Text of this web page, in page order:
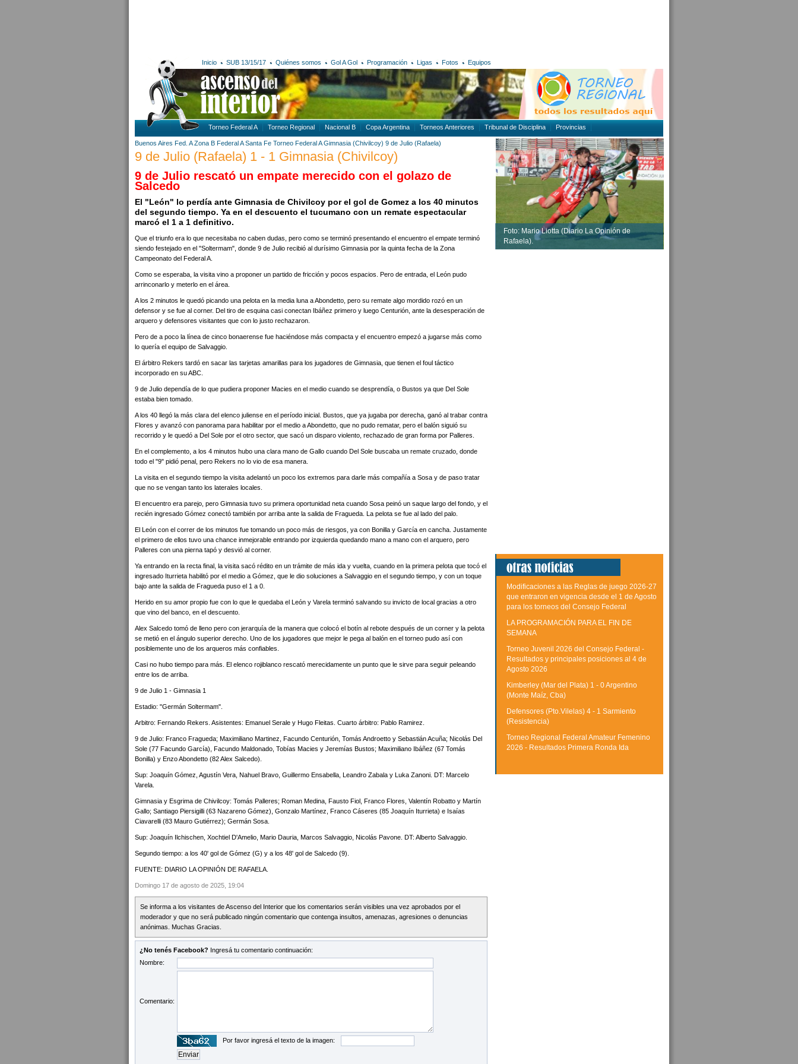
Inicio SUB 13/15/17 Quiénes somos Gol A Gol Programación Ligas Fotos Equipos
Torneo Federal A Torneo Regional Nacional B Copa Argentina Torneos Anteriores Tribunal de Disciplina Provincias
Buenos Aires Fed. A Zona B Federal A Santa Fe Torneo Federal A Gimnasia (Chivilcoy) 9 de Julio (Rafaela)
9 de Julio (Rafaela) 1 - 1 Gimnasia (Chivilcoy)
9 de Julio rescató un empate merecido con el golazo de
Salcedo
El "León" lo perdía ante Gimnasia de Chivilcoy por el gol de Gomez a los 40 minutos
del segundo tiempo. Ya en el descuento el tucumano con un remate espectacular
marcó el 1 a 1 definitivo.
Que el triunfo era lo que necesitaba no caben dudas, pero como se terminó presentando el encuentro el empate terminó
siendo festejado en el "Soltermam", donde 9 de Julio recibió al durísimo Gimnasia por la quinta fecha de la Zona
Campeonato del Federal A.
Como se esperaba, la visita vino a proponer un partido de fricción y pocos espacios. Pero de entrada, el León pudo
arrinconarlo y meterlo en el área.
A los 2 minutos le quedó picando una pelota en la media luna a Abondetto, pero su remate algo mordido rozó en un
defensor y se fue al corner. Del tiro de esquina casi conectan Ibáñez primero y luego Centurión, ante la desesperación de
arquero y defensores visitantes que con lo justo rechazaron.
Pero de a poco la línea de cinco bonaerense fue haciéndose más compacta y el encuentro empezó a jugarse más como
lo quería el equipo de Salvaggio.
El árbitro Rekers tardó en sacar las tarjetas amarillas para los jugadores de Gimnasia, que tienen el foul táctico
incorporado en su ABC.
9 de Julio dependía de lo que pudiera proponer Macies en el medio cuando se desprendía, o Bustos ya que Del Sole
estaba bien tomado.
A los 40 llegó la más clara del elenco juliense en el período inicial. Bustos, que ya jugaba por derecha, ganó al trabar contra
Flores y avanzó con panorama para habilitar por el medio a Abondetto, que no pudo rematar, pero el balón siguió su
recorrido y le quedó a Del Sole por el otro sector, que sacó un disparo violento, rechazado de gran forma por Palleres.
En el complemento, a los 4 minutos hubo una clara mano de Gallo cuando Del Sole buscaba un remate cruzado, donde
todo el "9" pidió penal, pero Rekers no lo vio de esa manera.
La visita en el segundo tiempo la visita adelantó un poco los extremos para darle más compañía a Sosa y de paso tratar
que no se vengan tanto los laterales locales.
El encuentro era parejo, pero Gimnasia tuvo su primera oportunidad neta cuando Sosa peinó un saque largo del fondo, y el
recién ingresado Gómez conectó también por arriba ante la salida de Fragueda. La pelota se fue al lado del palo.
El León con el correr de los minutos fue tomando un poco más de riesgos, ya con Bonilla y García en cancha. Justamente
el primero de ellos tuvo una chance inmejorable entrando por izquierda quedando mano a mano con el arquero, pero
Palleres con una pierna tapó y desvió al corner.
Ya entrando en la recta final, la visita sacó rédito en un trámite de más ida y vuelta, cuando en la primera pelota que tocó el
ingresado Iturrieta habilitó por el medio a Gómez, que le dio soluciones a Salvaggio en el segundo tiempo, y con un toque
bajo ante la salida de Fragueda puso el 1 a 0.
Herido en su amor propio fue con lo que le quedaba el León y Varela terminó salvando su invicto de local gracias a otro
que vino del banco, en el descuento.
Alex Salcedo tomó de lleno pero con jerarquía de la manera que colocó el botín al rebote después de un corner y la pelota
se metió en el ángulo superior derecho. Uno de los jugadores que mejor le pega al balón en el torneo pudo así con
posiblemente uno de los arqueros más confiables.
Casi no hubo tiempo para más. El elenco rojiblanco rescató merecidamente un punto que le sirve para seguir peleando
entre los de arriba.
9 de Julio 1 - Gimnasia 1
Estadio: "Germán Soltermam".
Arbitro: Fernando Rekers. Asistentes: Emanuel Serale y Hugo Fleitas. Cuarto árbitro: Pablo Ramirez.
9 de Julio: Franco Fragueda; Maximiliano Martinez, Facundo Centurión, Tomás Androetto y Sebastián Acuña; Nicolás Del
Sole (77 Facundo García), Facundo Maldonado, Tobías Macies y Jeremías Bustos; Maximiliano Ibáñez (67 Tomás
Bonilla) y Enzo Abondetto (82 Alex Salcedo).
Sup: Joaquín Gómez, Agustín Vera, Nahuel Bravo, Guillermo Ensabella, Leandro Zabala y Luka Zanoni. DT: Marcelo
Varela.
Gimnasia y Esgrima de Chivilcoy: Tomás Palleres; Roman Medina, Fausto Fiol, Franco Flores, Valentín Robatto y Martín
Gallo; Santiago Piersigilli (63 Nazareno Gómez), Gonzalo Martínez, Franco Cáseres (85 Joaquín Iturrieta) e Isaías
Ciavarelli (83 Mauro Gutiérrez); Germán Sosa.
Sup: Joaquín Ilchischen, Xochtiel D'Amelio, Mario Dauria, Marcos Salvaggio, Nicolás Pavone. DT: Alberto Salvaggio.
Segundo tiempo: a los 40' gol de Gómez (G) y a los 48' gol de Salcedo (9).
FUENTE: DIARIO LA OPINIÓN DE RAFAELA.
Domingo 17 de agosto de 2025, 19:04
Se informa a los visitantes de Ascenso del Interior que los comentarios serán visibles una vez aprobados por el
moderador y que no será publicado ningún comentario que contenga insultos, amenazas, agresiones o denuncias
anónimas. Muchas Gracias.
¿No tenés Facebook? Ingresá tu comentario continuación:
Nombre:
Comentario:
Por favor ingresá el texto de la imagen:
Foto: Mario Liotta (Diario La Opinión de
Rafaela).
Modificaciones a las Reglas de juego 2026-27
que entraron en vigencia desde el 1 de Agosto
para los torneos del Consejo Federal
LA PROGRAMACIÓN PARA EL FIN DE
SEMANA
Torneo Juvenil 2026 del Consejo Federal -
Resultados y principales posiciones al 4 de
Agosto 2026
Kimberley (Mar del Plata) 1 - 0 Argentino
(Monte Maíz, Cba)
Defensores (Pto.Vilelas) 4 - 1 Sarmiento
(Resistencia)
Torneo Regional Federal Amateur Femenino
2026 - Resultados Primera Ronda Ida